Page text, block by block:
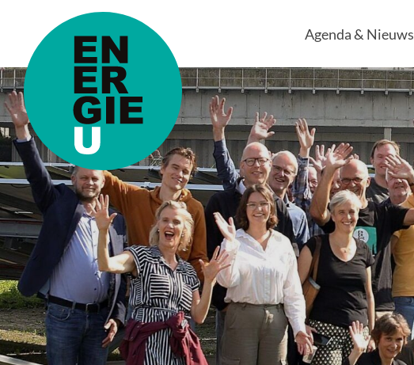
Agenda & Nieuws